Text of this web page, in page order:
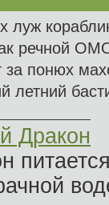
луж
речной
за понюх
летний
Дракон